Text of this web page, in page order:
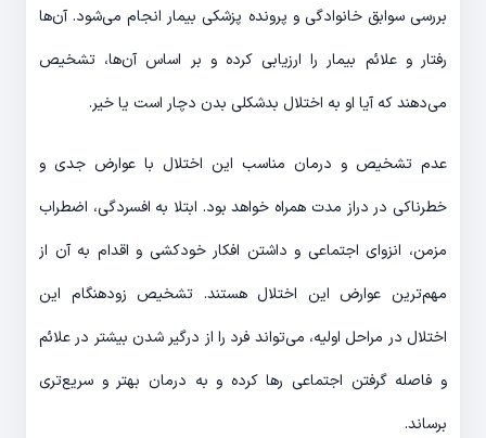
بررسی سوابق خانوادگی و پرونده پزشکی بیمار انجام می‌شود. آن‌ها
رفتار و علائم بیمار را ارزیابی کرده و بر اساس آن‌ها، تشخیص
می‌دهند که آیا او به اختلال بدشکلی بدن دچار است یا خیر.
عدم تشخیص و درمان مناسب این اختلال با عوارض جدی و
خطرناکی در دراز مدت همراه خواهد بود. ابتلا به افسردگی، اضطراب
مزمن، انزوای اجتماعی و داشتن افکار خودکشی و اقدام به آن از
مهم‌ترین عوارض این اختلال هستند. تشخیص زودهنگام این
اختلال در مراحل اولیه، می‌تواند فرد را از درگیر شدن بیشتر در علائم
و فاصله گرفتن اجتماعی رها کرده و به درمان بهتر و سریع‌تری
برساند.